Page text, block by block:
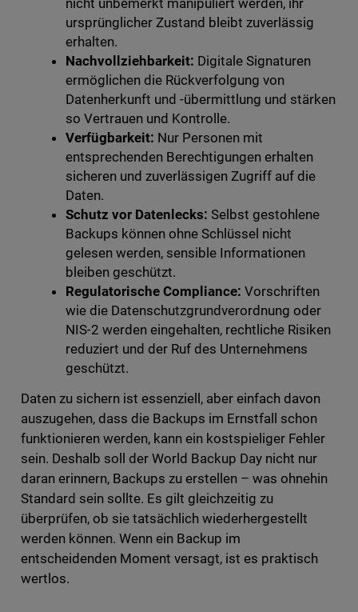
nicht unbemerkt manipuliert werden, ihr
ursprünglicher Zustand bleibt zuverlässig
erhalten.
Nachvollziehbarkeit: Digitale Signaturen
ermöglichen die Rückverfolgung von
Datenherkunft und -übermittlung und stärken
so Vertrauen und Kontrolle.
Verfügbarkeit: Nur Personen mit
entsprechenden Berechtigungen erhalten
sicheren und zuverlässigen Zugriff auf die
Daten.
Schutz vor Datenlecks: Selbst gestohlene
Backups können ohne Schlüssel nicht
gelesen werden, sensible Informationen
bleiben geschützt.
Regulatorische Compliance: Vorschriften
wie die Datenschutzgrundverordnung oder
NIS-2 werden eingehalten, rechtliche Risiken
reduziert und der Ruf des Unternehmens
geschützt.
Daten zu sichern ist essenziell, aber einfach davon
auszugehen, dass die Backups im Ernstfall schon
funktionieren werden, kann ein kostspieliger Fehler
sein. Deshalb soll der World Backup Day nicht nur
daran erinnern, Backups zu erstellen – was ohnehin
Standard sein sollte. Es gilt gleichzeitig zu
überprüfen, ob sie tatsächlich wiederhergestellt
werden können. Wenn ein Backup im
entscheidenden Moment versagt, ist es praktisch
wertlos.